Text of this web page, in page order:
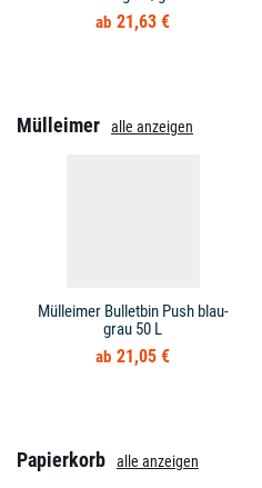
21,63 €
Mülleimer alle anzeigen
Mülleimer Bulletbin Push blau-
grau 50 L
21,05 €
Papierkorb alle anzeigen